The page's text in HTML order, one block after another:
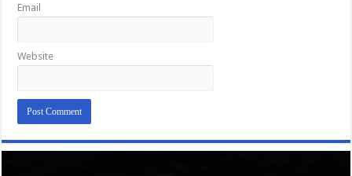
Email
Website